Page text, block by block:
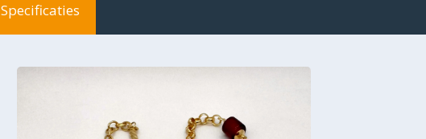
Specificaties